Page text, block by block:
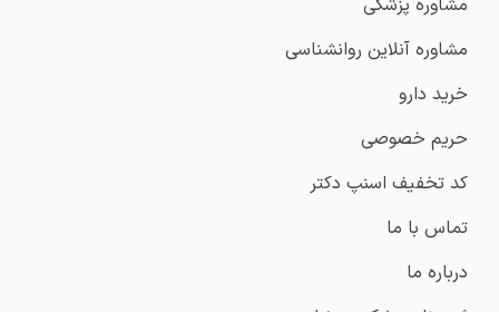
مشاوره پزشکی
مشاوره آنلاین روانشناسی
خرید دارو
حریم خصوصی
کد تخفیف اسنپ دکتر
تماس با ما
درباره ما